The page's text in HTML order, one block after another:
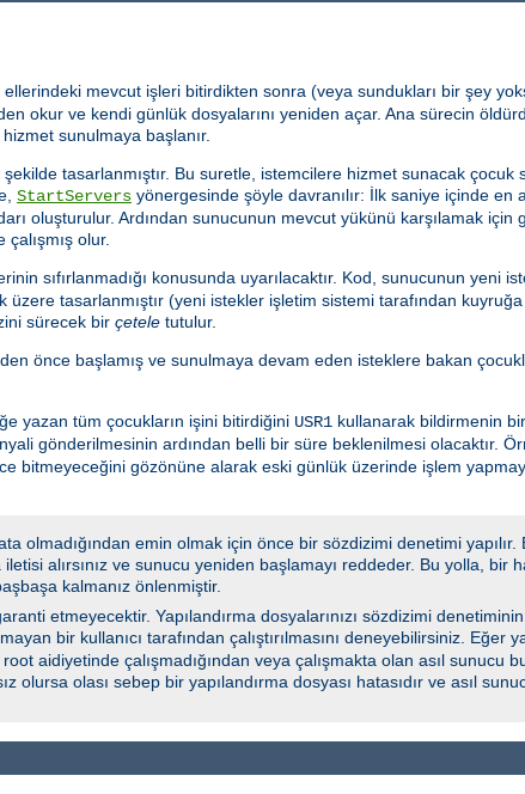
mevcut işleri bitirdikten sonra (veya sundukları bir şey
okur ve kendi günlük dosyalarını yeniden açar. Ana sürecin
sunulmaya başlanır.
tasarlanmıştır. Bu suretle, istemcilere hizmet sunacak çocuk
StartServers yönergesinde şöyle davranılır: İlk saniye içinde en
oluşturulur. Ardından sunucunun mevcut yükünü karşılamak için
olur.
sıfırlanmadığı konusunda uyarılacaktır. Kod, sunucunun yeni
tasarlanmıştır (yeni istekler işletim sistemi tarafından kuyruğa
sürecek bir çetele tutulur.
önce başlamış ve sunulmaya devam eden isteklere bakan
yazan tüm çocukların işini bitirdiğini USR1 kullanarak bildirmenin
gönderilmesinin ardından belli bir süre beklenilmesi olacaktır.
bitmeyeceğini gözönüne alarak eski günlük üzerinde işlem
olmadığından emin olmak için önce bir sözdizimi denetimi yapılır.
alırsınız ve sunucu yeniden başlamayı reddeder. Bu yolla, bir
kalmanız önlenmiştir.
etmeyecektir. Yapılandırma dosyalarınızı sözdizimi
bir kullanıcı tarafından çalıştırılmasını deneyebilirsiniz. Eğer
aidiyetinde çalışmadığından veya çalışmakta olan asıl sunucu
olursa olası sebep bir yapılandırma dosyası hatasıdır ve asıl